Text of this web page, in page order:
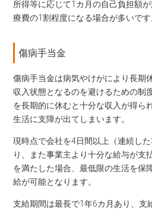
所得等に応じて1カ月の自己負担額
療費の1割程度になる場合が多いです
傷病手当金
傷病手当金は病気やけがにより長期
収入状態となるのを避けるための制
を長期的に休むと十分な収入が得ら
生活に支障が出てしまいます。
現時点で会社を4日間以上（連続し
り、また事業主より十分な給与が支
を満たした場合、最低限の生活を保
給が可能となります。
支給期間は最長で1年6カ月あり、支